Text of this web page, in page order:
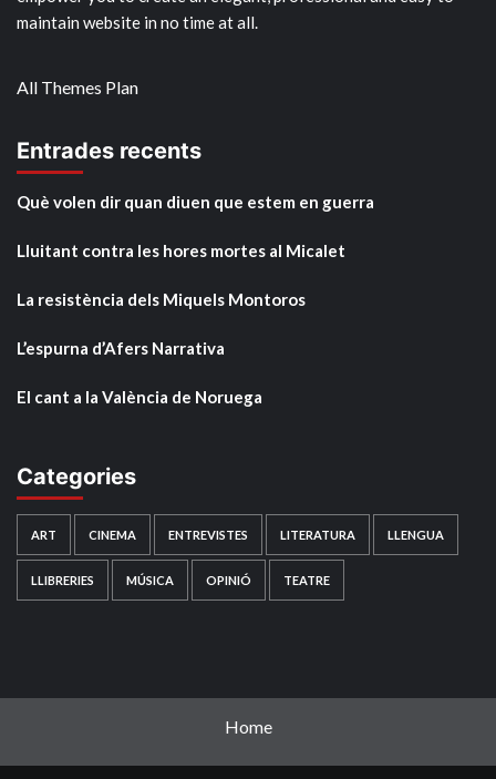
maintain website in no time at all.
All Themes Plan
Entrades recents
Què volen dir quan diuen que estem en guerra
Lluitant contra les hores mortes al Micalet
La resistència dels Miquels Montoros
L’espurna d’Afers Narrativa
El cant a la València de Noruega
Categories
ART CINEMA ENTREVISTES LITERATURA LLENGUA
LLIBRERIES MÚSICA OPINIÓ TEATRE
Home